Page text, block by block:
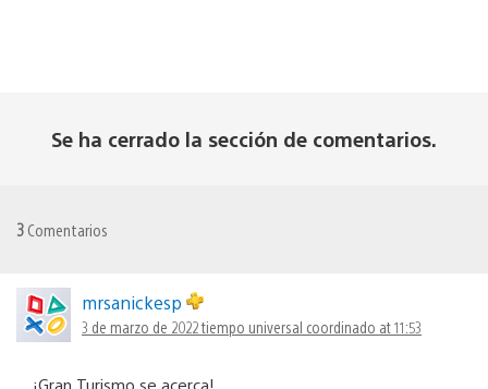
Se ha cerrado la sección de comentarios.
3 Comentarios
mrsanickesp
3 de marzo de 2022 tiempo universal coordinado at 11:53
¡Gran Turismo se acerca!